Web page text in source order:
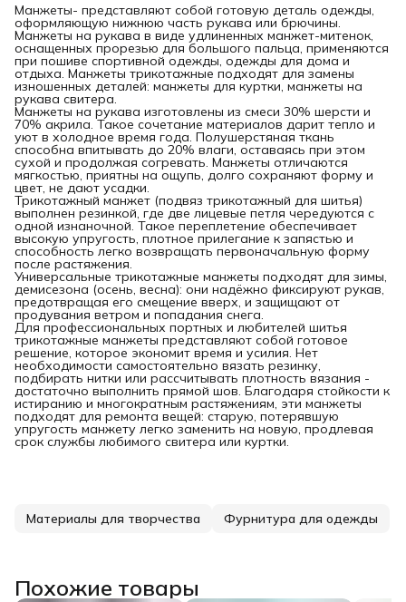
Манжеты- представляют собой готовую деталь одежды,
оформляющую нижнюю часть рукава или брючины.
Манжеты на рукава в виде удлиненных манжет-митенок,
оснащенных прорезью для большого пальца, применяются
при пошиве спортивной одежды, одежды для дома и
отдыха. Манжеты трикотажные подходят для замены
изношенных деталей: манжеты для куртки, манжеты на
рукава свитера.
Манжеты на рукава изготовлены из смеси 30% шерсти и
70% акрила. Такое сочетание материалов дарит тепло и
уют в холодное время года. Полушерстяная ткань
способна впитывать до 20% влаги, оставаясь при этом
сухой и продолжая согревать. Манжеты отличаются
мягкостью, приятны на ощупь, долго сохраняют форму и
цвет, не дают усадки.
Трикотажный манжет (подвяз трикотажный для шитья)
выполнен резинкой, где две лицевые петля чередуются с
одной изнаночной. Такое переплетение обеспечивает
высокую упругость, плотное прилегание к запястью и
способность легко возвращать первоначальную форму
после растяжения.
Универсальные трикотажные манжеты подходят для зимы,
демисезона (осень, весна): они надёжно фиксируют рукав,
предотвращая его смещение вверх, и защищают от
продувания ветром и попадания снега.
Для профессиональных портных и любителей шитья
трикотажные манжеты представляют собой готовое
решение, которое экономит время и усилия. Нет
необходимости самостоятельно вязать резинку,
подбирать нитки или рассчитывать плотность вязания -
достаточно выполнить прямой шов. Благодаря стойкости к
истиранию и многократным растяжениям, эти манжеты
подходят для ремонта вещей: старую, потерявшую
упругость манжету легко заменить на новую, продлевая
срок службы любимого свитера или куртки.
Материалы для творчества Фурнитура для одежды
Похожие товары